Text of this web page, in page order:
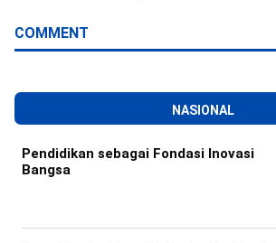
COMMENT
NASIONAL
Pendidikan sebagai Fondasi Inovasi
Bangsa